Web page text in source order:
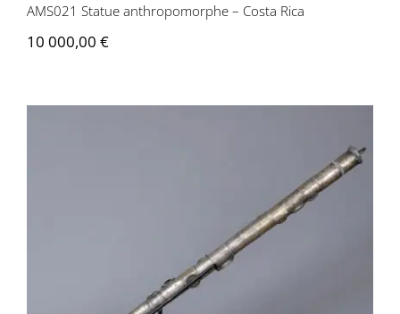
AMS021 Statue anthropomorphe – Costa Rica
10 000,00 €
AMS022 Bâton de danse – Bolivie